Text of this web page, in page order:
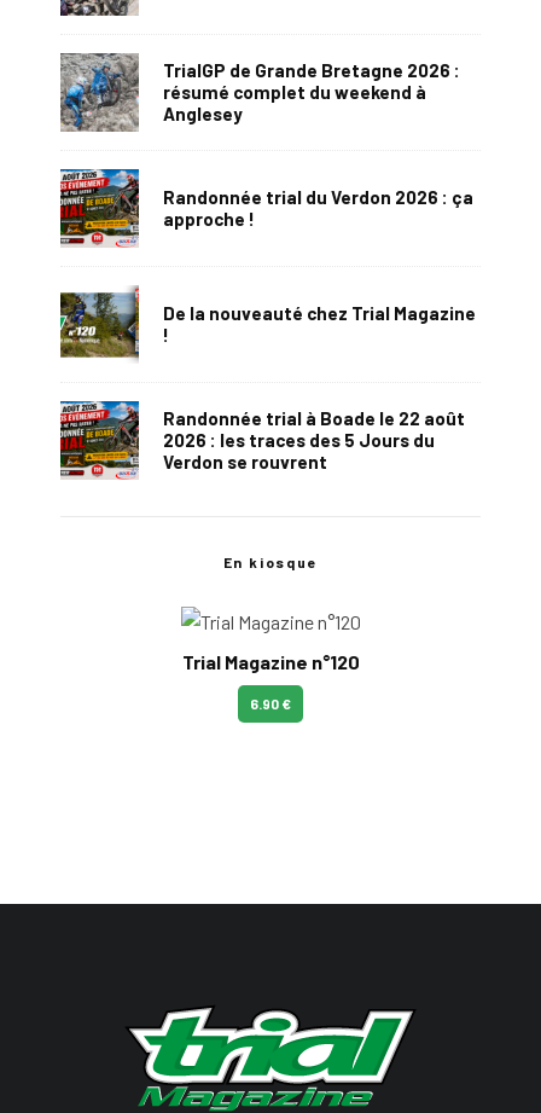
TrialGP de Grande Bretagne 2026 :
résumé complet du weekend à
Anglesey
Randonnée trial du Verdon 2026 : ça
approche !
De la nouveauté chez Trial Magazine
!
Randonnée trial à Boade le 22 août
2026 : les traces des 5 Jours du
Verdon se rouvrent
En kiosque
Trial Magazine n°120
6.90 €